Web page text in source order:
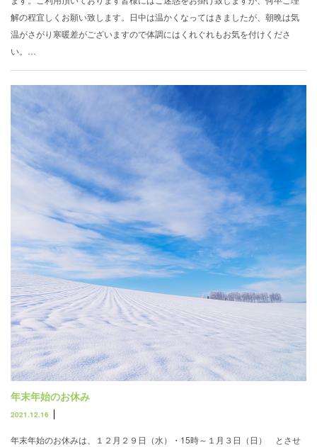
解の程宜しくお願い致します。日中は温かくなってはきましたが、朝晩は気
温がさがり寒暖差がございますので体調にはくれぐれもお気を付けくださ
い。…
年末年始のお休み
2021.12.16
年末年始のお休みは、１２月２９日（水）・15時～１月３日（日） とさせ